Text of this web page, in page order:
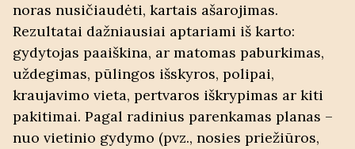
noras nusičiaudėti, kartais ašarojimas.
Rezultatai dažniausiai aptariami iš karto:
gydytojas paaiškina, ar matomas paburkimas,
uždegimas, pūlingos išskyros, polipai,
kraujavimo vieta, pertvaros iškrypimas ar kiti
pakitimai. Pagal radinius parenkamas planas –
nuo vietinio gydymo (pvz., nosies priežiūros,